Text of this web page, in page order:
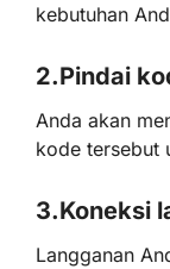
kebutuhan
2.Pindai
Anda akan
kode tersebut
3.Koneksi
Langganan